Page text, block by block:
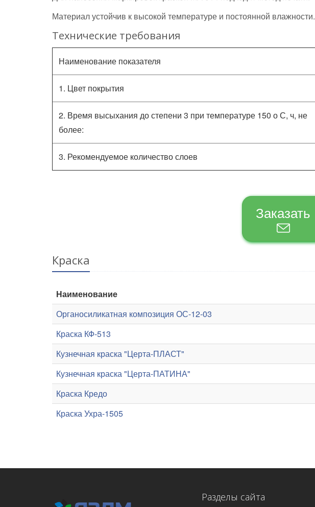
Материал устойчив к высокой температуре и постоянной влажности.
Технические требования
Наименование показателя
1. Цвет покрытия
2. Время высыхания до степени 3 при температуре 150 о С, ч, не
более:
3. Рекомендуемое количество слоев
Заказать
Краска
Наименование
Органосиликатная композиция ОС-12-03
Краска КФ-513
Кузнечная краска "Церта-ПЛАСТ"
Кузнечная краска "Церта-ПАТИНА"
Краска Кредо
Краска Ухра-1505
Разделы сайта